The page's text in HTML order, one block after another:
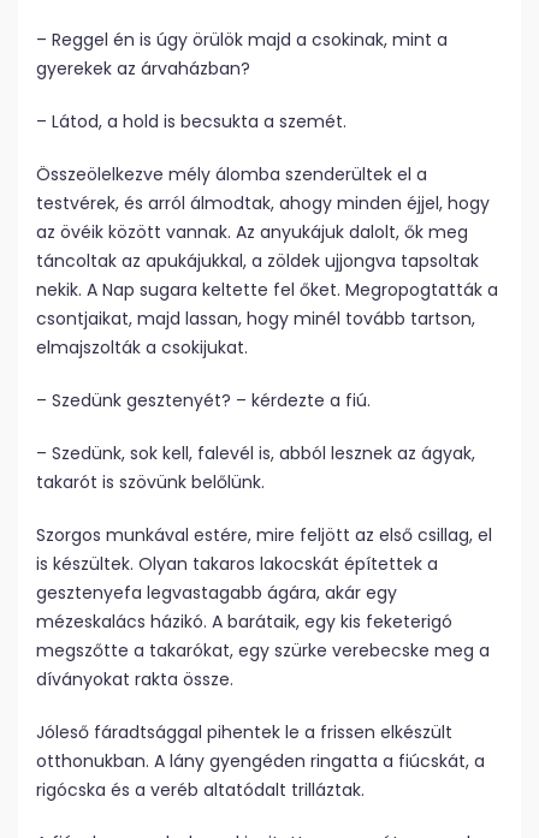
– Reggel én is úgy örülök majd a csokinak, mint a
gyerekek az árvaházban?
– Látod, a hold is becsukta a szemét.
Összeölelkezve mély álomba szenderültek el a
testvérek, és arról álmodtak, ahogy minden éjjel, hogy
az övéik között vannak. Az anyukájuk dalolt, ők meg
táncoltak az apukájukkal, a zöldek ujjongva tapsoltak
nekik. A Nap sugara keltette fel őket. Megropogtatták a
csontjaikat, majd lassan, hogy minél tovább tartson,
elmajszolták a csokijukat.
– Szedünk gesztenyét? – kérdezte a fiú.
– Szedünk, sok kell, falevél is, abból lesznek az ágyak,
takarót is szövünk belőlünk.
Szorgos munkával estére, mire feljött az első csillag, el
is készültek. Olyan takaros lakocskát építettek a
gesztenyefa legvastagabb ágára, akár egy
mézeskalács házikó. A barátaik, egy kis feketerigó
megszőtte a takarókat, egy szürke verebecske meg a
díványokat rakta össze.
Jóleső fáradtsággal pihentek le a frissen elkészült
otthonukban. A lány gyengéden ringatta a fiúcskát, a
rigócska és a veréb altatódalt trilláztak.